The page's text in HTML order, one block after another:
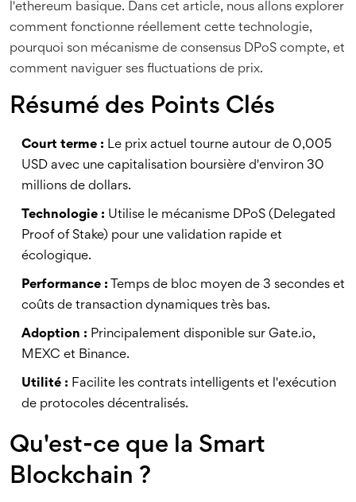
l'ethereum basique. Dans cet article, nous allons explorer
comment fonctionne réellement cette technologie,
pourquoi son mécanisme de consensus DPoS compte, et
comment naviguer ses fluctuations de prix.
Résumé des Points Clés
Court terme : Le prix actuel tourne autour de 0,005
USD avec une capitalisation boursière d'environ 30
millions de dollars.
Technologie : Utilise le mécanisme DPoS (Delegated
Proof of Stake) pour une validation rapide et
écologique.
Performance : Temps de bloc moyen de 3 secondes et
coûts de transaction dynamiques très bas.
Adoption : Principalement disponible sur Gate.io,
MEXC et Binance.
Utilité : Facilite les contrats intelligents et l'exécution
de protocoles décentralisés.
Qu'est-ce que la Smart
Blockchain ?